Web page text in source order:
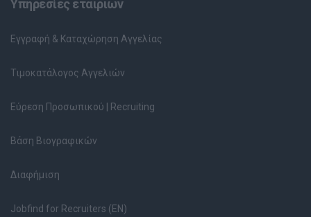
Υπηρεσίες εταιριών
Εγγραφή & Καταχώρηση Αγγελίας
Τιμοκατάλογος Αγγελιών
Εύρεση Προσωπικού | Recruiting
Βάση Βιογραφικών
Διαφήμιση
Jobfind for Recruiters (EN)